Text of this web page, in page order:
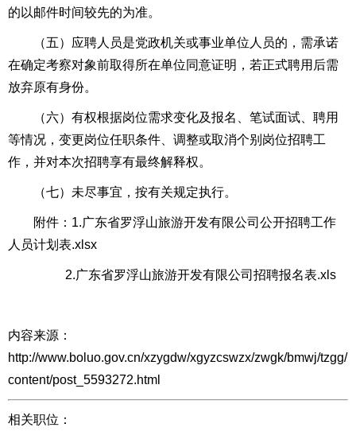
的以邮件时间较先的为准。
（五）应聘人员是党政机关或事业单位人员的，需承诺
在确定考察对象前取得所在单位同意证明，若正式聘用后需
放弃原有身份。
（六）有权根据岗位需求变化及报名、笔试面试、聘用
等情况，变更岗位任职条件、调整或取消个别岗位招聘工
作，并对本次招聘享有最终解释权。
（七）未尽事宜，按有关规定执行。
附件： 1.广东省罗浮山旅游开发有限公司公开招聘工作
人员计划表.xlsx
2.广东省罗浮山旅游开发有限公司招聘报名表.xls
内容来源：
http://www.boluo.gov.cn/xzygdw/xgyzcswzx/zwgk/bmwj/tzgg/
content/post_5593272.html
相关职位：